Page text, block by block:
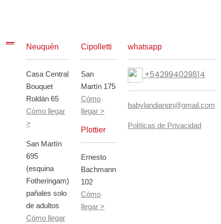
Neuquén
Casa Central
Bouquet
Roldán 65
Cómo llegar
>
San Martín
695
(esquina
Fotheringam)
pañales solo
de adultos
Cómo llegar
Cipolletti
San
Martín 175
Cómo
llegar >
Plottier
Ernesto
Bachmann
102
Cómo
llegar >
whatsapp
+542994029814
babylandianqn@gmail.com
Políticas de Privacidad